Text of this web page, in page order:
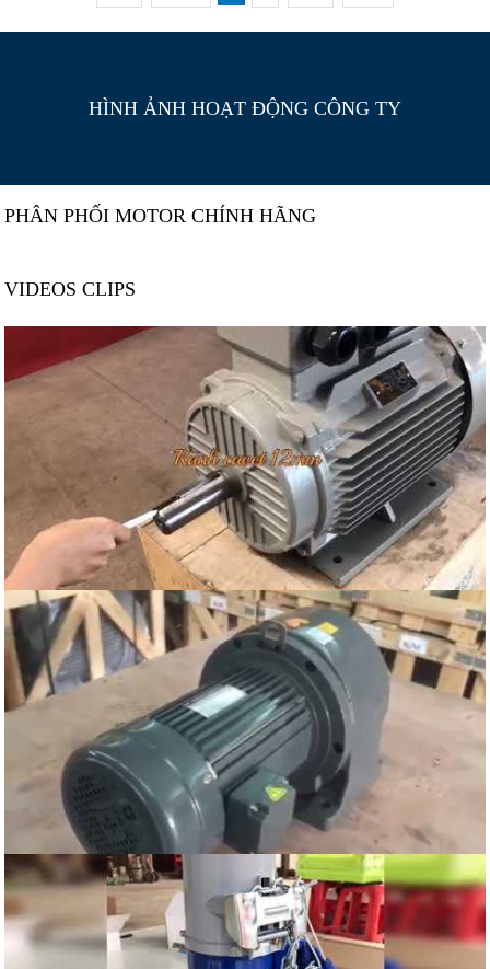
HÌNH ẢNH HOẠT ĐỘNG CÔNG TY
PHÂN PHỐI MOTOR CHÍNH HÃNG
VIDEOS CLIPS